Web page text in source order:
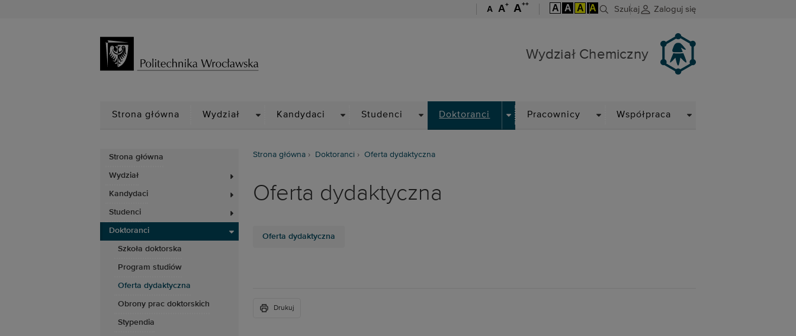
A A+ A++ A A A A Szukaj Zaloguj się
Wydział Chemiczny
Strona główna Wydział Kandydaci Studenci Doktoranci
DROPDOWN
Pracownicy Współpraca
Strona główna
Wydział
Kandydaci
Studenci
Doktoranci
Szkoła doktorska
Program studiów
Oferta dydaktyczna
Obrony prac doktorskich
Stypendia
Strona główna Doktoranci Oferta dydaktyczna
Oferta dydaktyczna
Oferta dydaktyczna
Drukuj